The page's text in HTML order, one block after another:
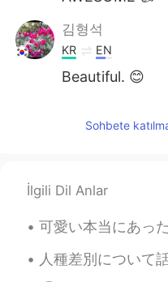
김형석
KR EN
Beautiful. 😊
Sohbete
İlgili Dil Anlar
可愛い本当にあったラブストーリーを思い出しました。 私がフランスに住んでいる時、ホスト
人種差別について話しましょう イギリスでは人種差別に反対する多くのポスターや行進を